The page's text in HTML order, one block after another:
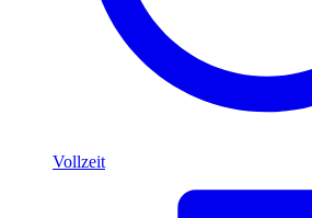
Vollzeit